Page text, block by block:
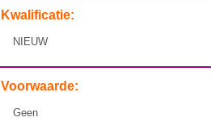
Kwalificatie:
NIEUW
Voorwaarde:
Geen